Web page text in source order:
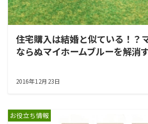
住宅購入は結婚と似ている！？
ならぬマイホームブルーを解消
2016年12月23日
お役立ち情報